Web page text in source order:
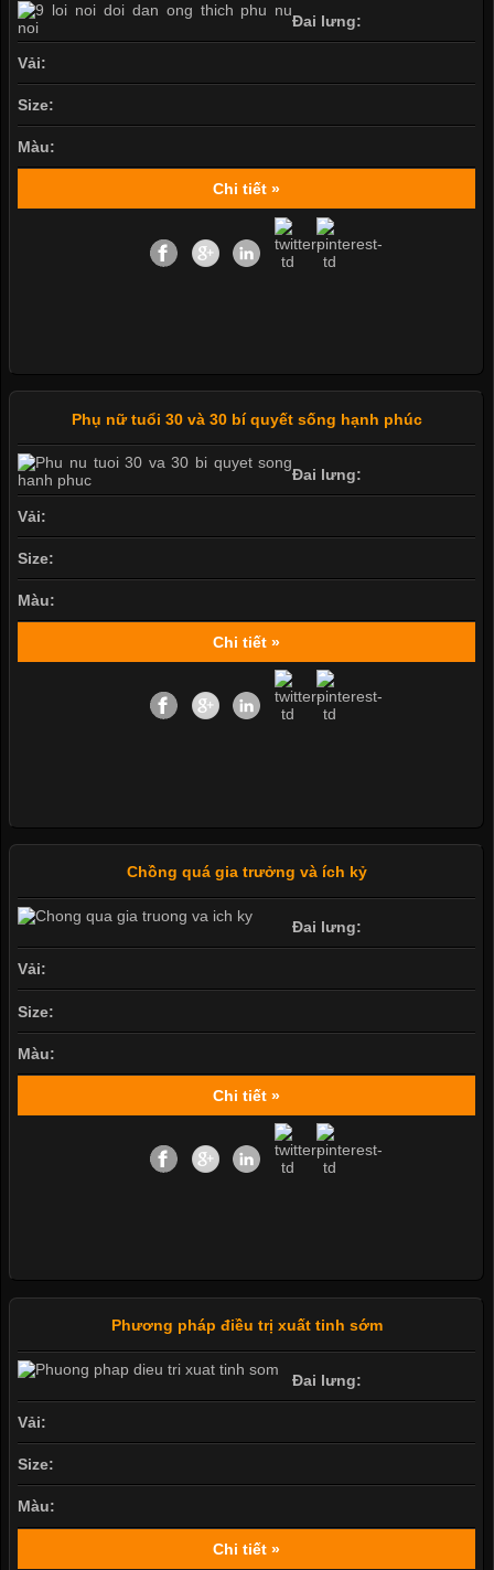
Đai lưng:
Vải:
Size:
Màu:
Chi tiết »
Phụ nữ tuổi 30 và 30 bí quyết sống hạnh phúc
Đai lưng:
Vải:
Size:
Màu:
Chi tiết »
Chồng quá gia trưởng và ích kỷ
Đai lưng:
Vải:
Size:
Màu:
Chi tiết »
Phương pháp điều trị xuất tinh sớm
Đai lưng:
Vải:
Size:
Màu:
Chi tiết »